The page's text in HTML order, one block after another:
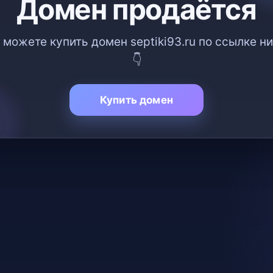
Домен продаётся
купить домен septiki93.ru по ссылке
👇
Купить домен